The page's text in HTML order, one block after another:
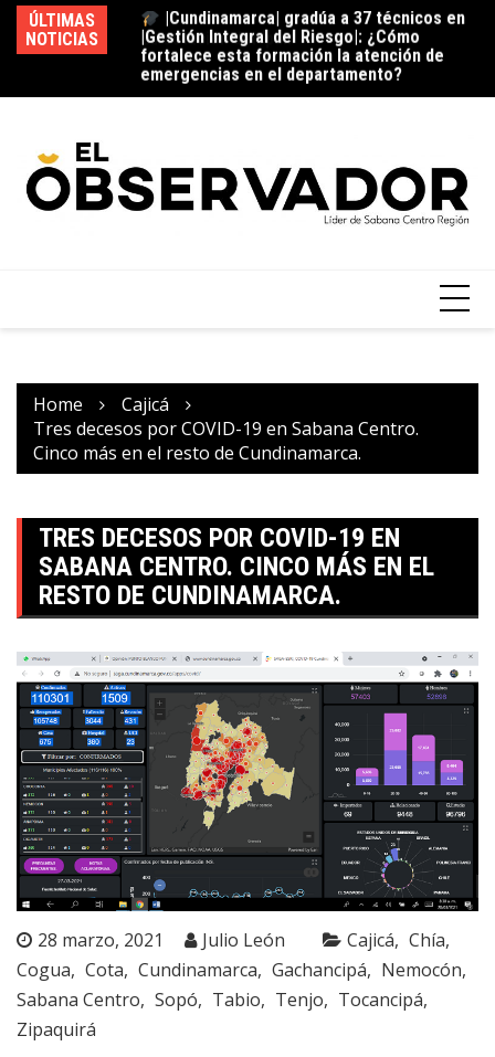
ÚLTIMAS
NOTICIAS
La estación del ‘pan’
Home
Cajicá
Tres decesos por COVID-19 en Sabana Centro.
Cinco más en el resto de Cundinamarca.
TRES DECESOS POR COVID-19 EN
SABANA CENTRO. CINCO MÁS EN EL
RESTO DE CUNDINAMARCA.
28 marzo, 2021 Julio León Cajicá
Chía
Cogua
Cota Cundinamarca Gachancipá
Nemocón
Sabana Centro
Sopó Tabio Tenjo
Tocancipá
Zipaquirá